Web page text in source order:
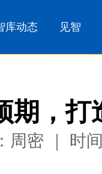
期，打
周密 ｜ 时